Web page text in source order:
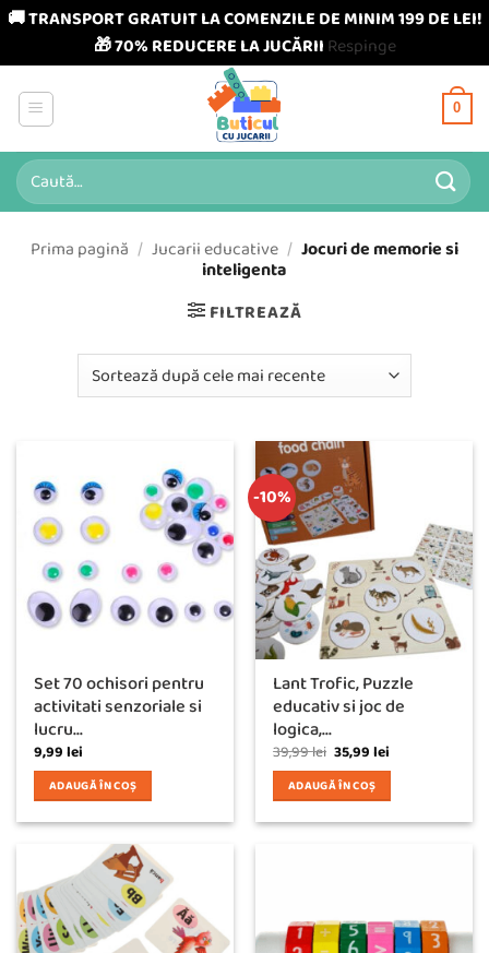
🚚 TRANSPORT GRATUIT LA COMENZILE DE MINIM 199 DE LEI!
🎁 70% REDUCERE LA JUCĂRII Respinge
content
0
Caută
după:
Prima pagină / Jucarii educative / Jocuri de memorie si
inteligenta
FILTREAZĂ
Set 70 ochisori pentru
activitati senzoriale si
lucru...
9,99lei
ADAUGĂ ÎN COȘ
-10%
Lant Trofic, Puzzle
educativ si joc de
logica,...
39,99lei Prețul
inițial
a
fost:
39,99 lei.
35,99lei
curent
este:
35,99 lei.
ADAUGĂ ÎN COȘ